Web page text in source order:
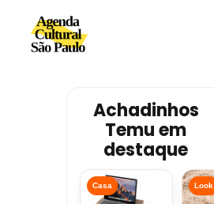
Avançar
Achadinhos
Temu em
destaque
Casa Look